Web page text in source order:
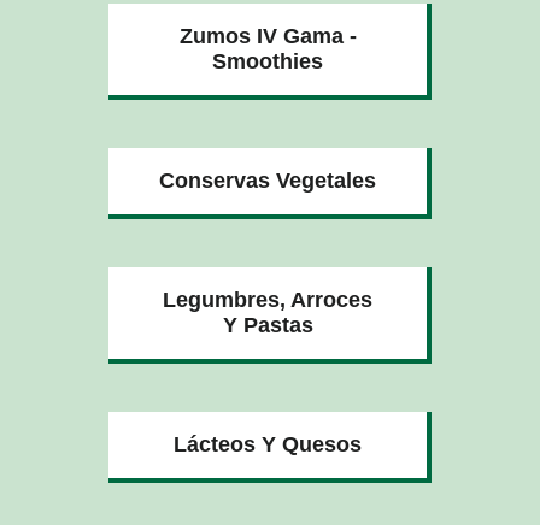
Zumos IV Gama -
Smoothies
Conservas Vegetales
Legumbres, Arroces
Y Pastas
Lácteos Y Quesos